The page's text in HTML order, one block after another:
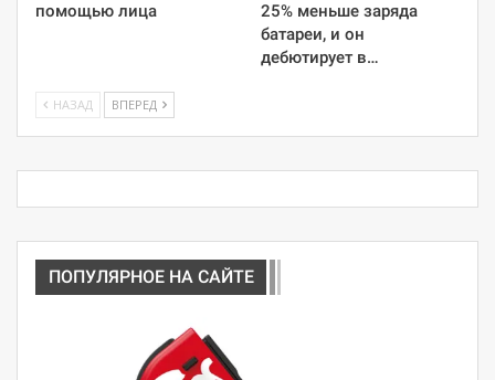
помощью лица
25% меньше заряда
батареи, и он
дебютирует в…
НАЗАД ВПЕРЕД
ПОПУЛЯРНОЕ НА САЙТЕ